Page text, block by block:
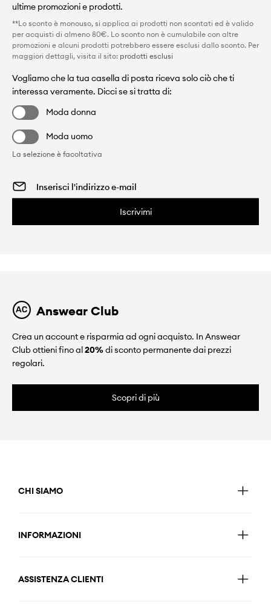
ultime promozioni e prodotti.
**Lo sconto è monouso, si applica ai prodotti non scontati ed è valido
per acquisti di almeno 80€. Lo sconto non è cumulabile con altre
promozioni e alcuni prodotti potrebbero essere esclusi dallo sconto. Per
maggiori dettagli, visita il sito: prodotti esclusi
Vogliamo che la tua casella di posta riceva solo ciò che ti
interessa veramente. Dicci se si tratta di:
Moda donna
Moda uomo
La selezione è facoltativa
Iscrivimi
Answear Club
Crea un account e risparmia ad ogni acquisto. In Answear
Club ottieni fino al20%di sconto permanente dai prezzi
regolari.
Scopri di più
CHI SIAMO
INFORMAZIONI
ASSISTENZA CLIENTI